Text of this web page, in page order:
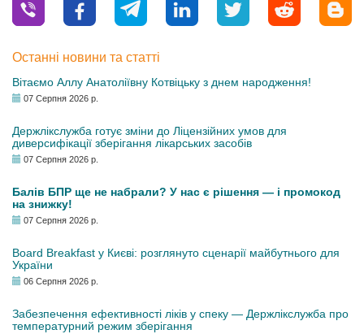
Останні новини та статті
Вітаємо Аллу Анатоліївну Котвіцьку з днем народження!
07 Серпня 2026 р.
Держлікслужба готує зміни до Ліцензійних умов для
диверсифікації зберігання лікарських засобів
07 Серпня 2026 р.
Балів БПР ще не набрали? У нас є рішення — і промокод
на знижку!
07 Серпня 2026 р.
Board Breakfast у Києві: розглянуто сценарії майбутнього для
України
06 Серпня 2026 р.
Забезпечення ефективності ліків у спеку — Держлікслужба про
температурний режим зберігання